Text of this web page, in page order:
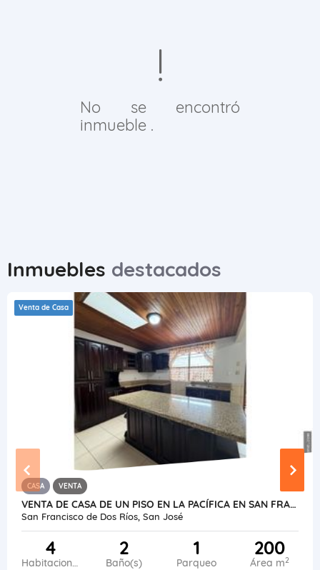
No se encontró
inmueble .
Inmuebles destacados
Venta de Casa
CASA VENTA
VENTA DE CASA DE UN PISO EN LA PACÍFICA EN SAN FRANCISCO DE DOS RÍOS.
San Francisco de Dos Ríos, San José
4
Habitaciones
2
Baño(s)
1
Parqueo
200
Área m2